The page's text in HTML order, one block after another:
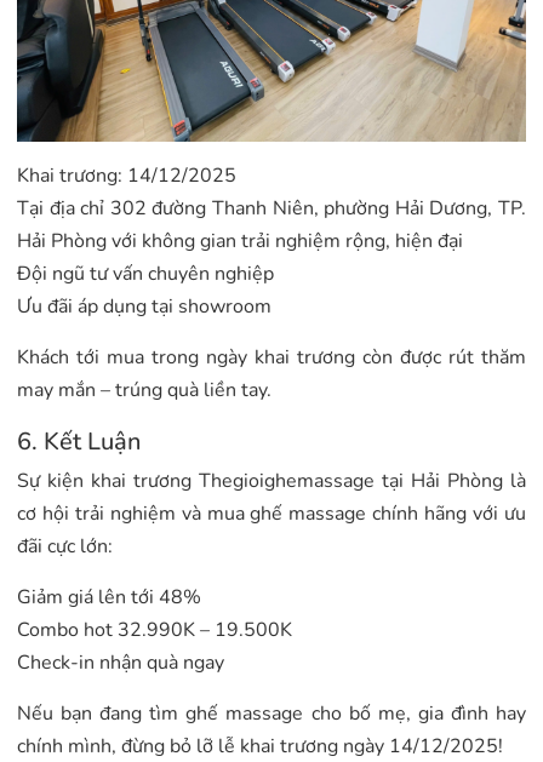
Khai trương: 14/12/2025
Tại địa chỉ 302 đường Thanh Niên, phường Hải Dương, TP.
Hải Phòng với không gian trải nghiệm rộng, hiện đại
Đội ngũ tư vấn chuyên nghiệp
Ưu đãi áp dụng tại showroom
Khách tới mua trong ngày khai trương còn được rút thăm
may mắn – trúng quà liền tay.
6. Kết Luận
Sự kiện khai trương Thegioighemassage tại Hải Phòng là
cơ hội trải nghiệm và mua ghế massage chính hãng với ưu
đãi cực lớn:
Giảm giá lên tới 48%
Combo hot 32.990K – 19.500K
Check-in nhận quà ngay
Nếu bạn đang tìm ghế massage cho bố mẹ, gia đình hay
chính mình, đừng bỏ lỡ lễ khai trương ngày 14/12/2025!